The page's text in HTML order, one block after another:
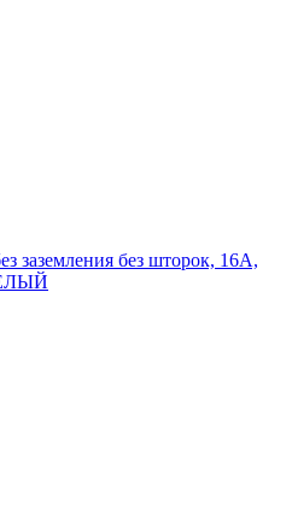
без шторок, 16А,